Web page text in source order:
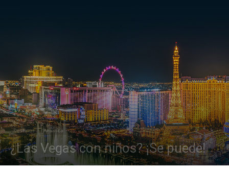
Destinos América
¿Las Vegas con niños? ¡Se puede!